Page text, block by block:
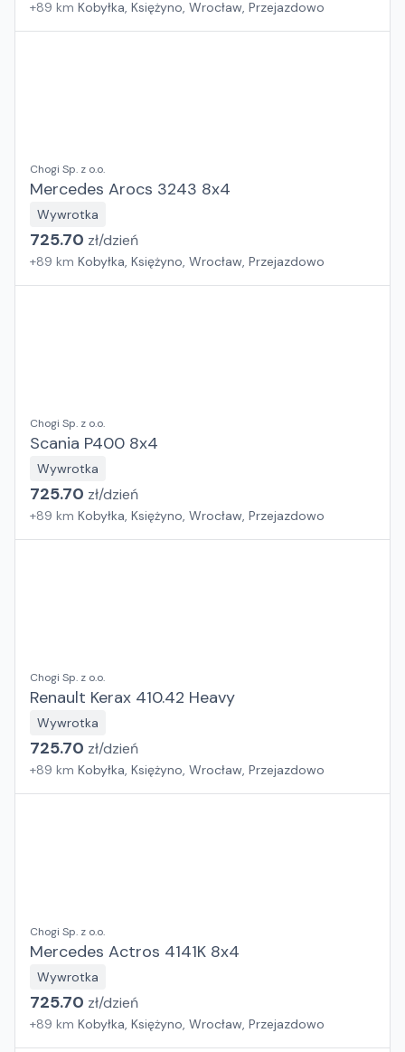
+89 km Kobyłka, Księżyno, Wrocław, Przejazdowo
Chogi Sp. z o.o.
Mercedes Arocs 3243 8x4
Wywrotka
725.70 zł/dzień
+89 km Kobyłka, Księżyno, Wrocław, Przejazdowo
Chogi Sp. z o.o.
Scania P400 8x4
Wywrotka
725.70 zł/dzień
+89 km Kobyłka, Księżyno, Wrocław, Przejazdowo
Chogi Sp. z o.o.
Renault Kerax 410.42 Heavy
Wywrotka
725.70 zł/dzień
+89 km Kobyłka, Księżyno, Wrocław, Przejazdowo
Chogi Sp. z o.o.
Mercedes Actros 4141K 8x4
Wywrotka
725.70 zł/dzień
+89 km Kobyłka, Księżyno, Wrocław, Przejazdowo